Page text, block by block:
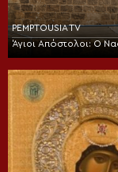
PEMPTOUSIA TV
Άγιοι Απόστολοι: Ο